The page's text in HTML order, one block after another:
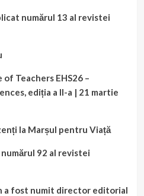
numărul 13 al revistei
Teachers EHS26 –
ediția a II-a | 21 martie
la Marșul pentru Viață
92 al revistei
a fost numit director editorial